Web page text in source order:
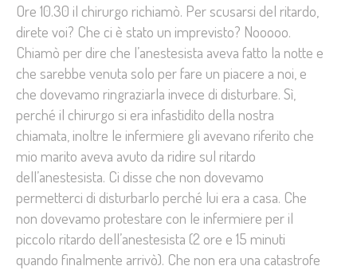
Ore 10.30 il chirurgo richiamò. Per scusarsi del ritardo,
direte voi? Che ci è stato un imprevisto? Nooooo.
Chiamò per dire che l’anestesista aveva fatto la notte e
che sarebbe venuta solo per fare un piacere a noi, e
che dovevamo ringraziarla invece di disturbare. Sì,
perché il chirurgo si era infastidito della nostra
chiamata, inoltre le infermiere gli avevano riferito che
mio marito aveva avuto da ridire sul ritardo
dell’anestesista. Ci disse che non dovevamo
permetterci di disturbarlo perché lui era a casa. Che
non dovevamo protestare con le infermiere per il
piccolo ritardo dell’anestesista (2 ore e 15 minuti
quando finalmente arrivò). Che non era una catastrofe